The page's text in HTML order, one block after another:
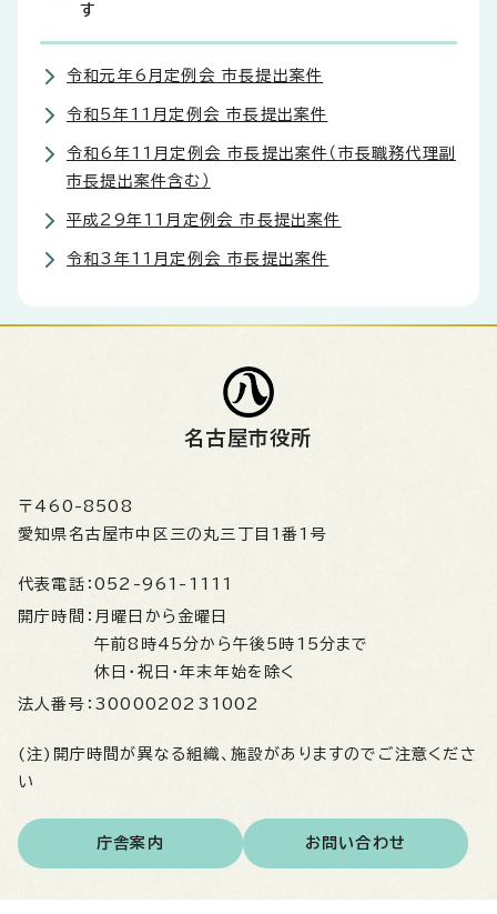
す
令和元年6月定例会 市長提出案件
令和5年11月定例会 市長提出案件
令和6年11月定例会 市長提出案件（市長職務代理副
市長提出案件含む）
平成29年11月定例会 市長提出案件
令和3年11月定例会 市長提出案件
名古屋市役所
〒460-8508
愛知県名古屋市中区三の丸三丁目1番1号
代表電話： 052-961-1111
開庁時間： 月曜日から金曜日
午前8時45分から午後5時15分まで
休日・祝日・年末年始を除く
法人番号： 3000020231002
(注)開庁時間が異なる組織、施設がありますのでご注意くださ
い
庁舎案内 お問い合わせ